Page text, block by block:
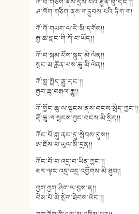
ཤ་ཁོག་གཅིག་ནས་གཏུབས་པའི་ཏིག་ག།
ཀོ་ཀོ་གཡག་ལ་རེ་མི་དགོས།།
རྒྱ་ཚ་གླང་གི་ཀོ་བ་ཡོད།།
ཀོ་བ་སྐམ་པོས་སྐུད་མི་ལེན།།
སྦང་མ་རློན་པས་ཆུ་མི་ལེན།།
ཀོ་གླ་སྤྲོད་རྒྱུ་དང༌།།
རྒྱབ་ཆུ་བརྒལ་རྒྱུ།།
ཀོ་གྱོང་ཆུ་ལ་སྦངས་ནས་བངས་སྲིད་ཀྱང༌།།
རྡོ་ཆུ་ལ་སྦངས་ཀྱང་བངས་མི་སྲིད།།
ཀོང་པོ་ཀླུ་ནང་དུ་སླེབས་དུས།།
ཨ་ཇོས་ཕ་ཡུལ་མི་དྲན།།
ཀོང་བོ་བ་འདྲ་བ་ཡིན་ཀྱང༌།།
མར་ལྟང་འདྲ་འདྲ་འགྱོགས་མི་ཐུབ།།
ཀྱག་ཀྱག་ཤིག་ལ་བྱས་ན།།
བེམ་པོ་མེ་སྲེག་ཐེབས་ཡོང༌།།